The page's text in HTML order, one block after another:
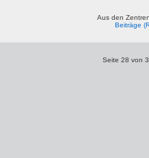
Aus den
Beiträge
Seite 28 von